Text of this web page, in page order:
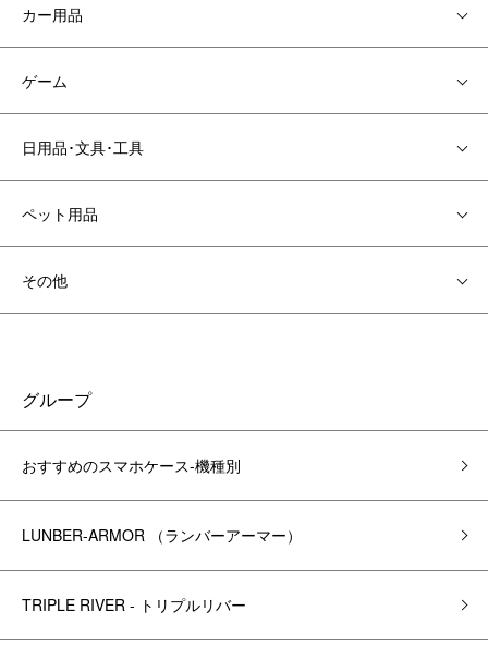
カー用品
ゲーム
日用品･文具･工具
ペット用品
その他
グループ
おすすめのスマホケース-機種別
LUNBER-ARMOR （ランバーアーマー）
TRIPLE RIVER - トリプルリバー